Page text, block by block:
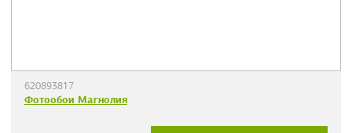
620893817
Фотообои Магнолия